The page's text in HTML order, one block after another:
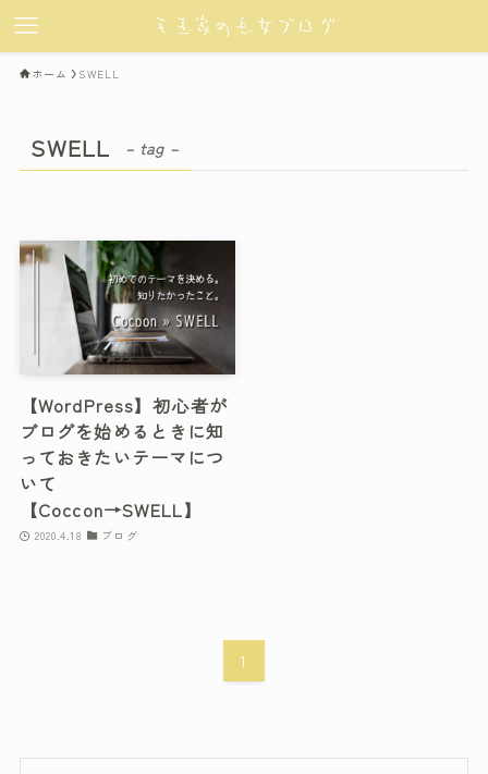
ホーム SWELL
SWELL – tag –
【WordPress】初心者が
ブログを始めるときに知
っておきたいテーマにつ
いて
【Coccon→SWELL】
2020.4.18 ブログ
1